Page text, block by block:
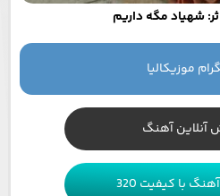
شهیاد مگه داریم
موزیکالیا
آنلاین آهنگ
با کیفیت 320